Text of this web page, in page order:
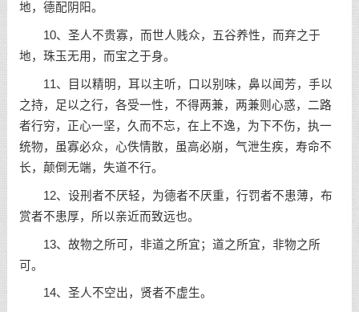
地，德配阴阳。
10、圣人不贵寡，而世人贱众，五谷养性，而弃之于
地，珠玉无用，而宝之于身。
11、目以精明，耳以主听，口以别味，鼻以闻芳，手以
之持，足以之行，各受一性，不得两兼，两兼则心惑，二路
者行穷，正心一坚，久而不忘，在上不逸，为下不伤，执一
统物，虽寡必众，心佚情散，虽高必崩，气泄生疾，寿命不
长，颠倒无端，失道不行。
12、设刑者不厌轻，为德者不厌重，行罚者不患薄，布
赏者不患厚，所以亲近而致远也。
13、故物之所可，非道之所宜；道之所宜，非物之所
可。
14、圣人不空出，贤者不虚生。